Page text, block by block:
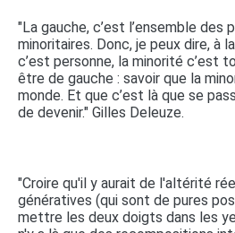
"La gauche, c’est l’ensemble des
minoritaires. Donc, je peux dire, à
c’est personne, la minorité c’est
être de gauche : savoir que la
monde. Et que c’est là que se
de devenir." Gilles Deleuze.
"Croire qu'il y aurait de l'altérité
génératives (qui sont de pures
mettre les deux doigts dans les